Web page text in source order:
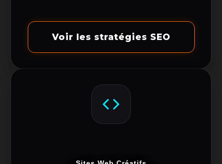
Voir les stratégies SEO